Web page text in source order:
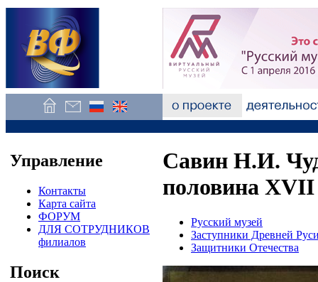
Управление
Контакты
Карта сайта
ФОРУМ
ДЛЯ СОТРУДНИКОВ
филиалов
Поиск
Савин Н.И.
половина
Русский музей
Заступники Древней
Защитники Отечества